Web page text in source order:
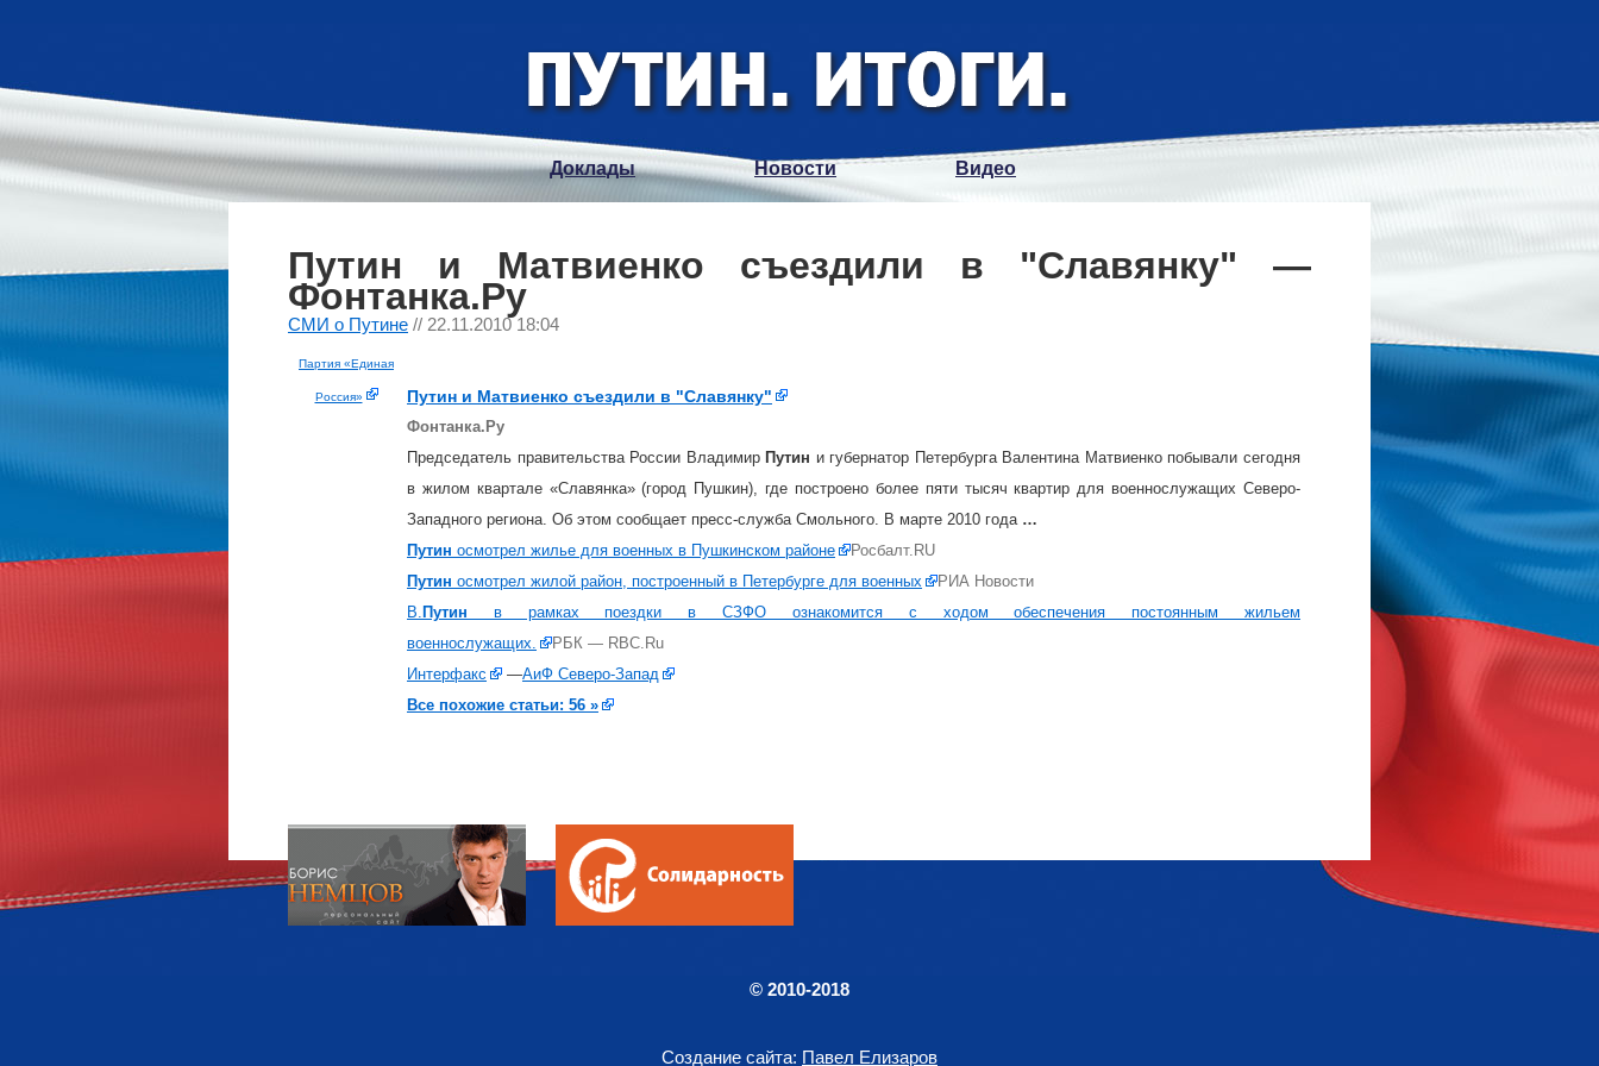
Доклады Новости Видео
Путин и Матвиенко съездили в "Славянку" —
Фонтанка.Ру
СМИ о Путине // 22.11.2010 18:04
Партия «Единая
Россия» Путин и Матвиенко съездили в "Славянку"
Фонтанка.Ру
Председатель правительства России Владимир Путин и губернатор Петербурга Валентина Матвиенко побывали сегодня
в жилом квартале «Славянка» (город Пушкин), где построено более пяти тысяч квартир для военнослужащих Северо-
Западного региона. Об этом сообщает пресс-служба Смольного. В марте 2010 года …
Путин осмотрел жилье для военных в Пушкинском районе
Росбалт.RU
Путин осмотрел жилой район, построенный в Петербурге для военных
РИА Новости
В. Путин в рамках поездки в СЗФО ознакомится с ходом обеспечения постоянным жильем
военнослужащих.
РБК — RBC.Ru
Интерфакс
—АиФ Северо-Запад
Все похожие статьи: 56 »
© 2010-2018
Создание сайта: Павел Елизаров